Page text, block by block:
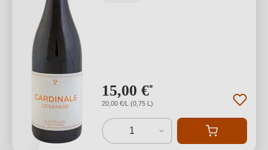
15,00 €*
20,00 €/L (0,75 L)
1